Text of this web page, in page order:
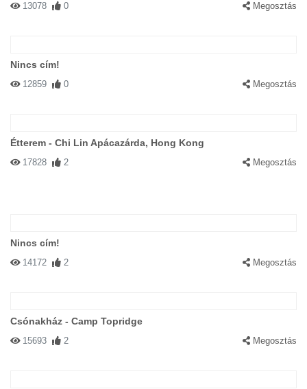
13078 0 Megosztás
Nincs cím!
12859 0 Megosztás
Étterem - Chi Lin Apácazárda, Hong Kong
17828 2 Megosztás
Nincs cím!
14172 2 Megosztás
Csónakház - Camp Topridge
15693 2 Megosztás